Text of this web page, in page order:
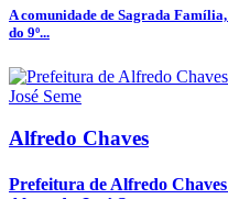
A comunidade de Sagrada
do 9º...
Alfredo Chaves
Prefeitura de Alfredo